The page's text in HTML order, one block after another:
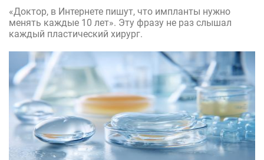
«Доктор, в Интернете пишут, что импланты нужно
менять каждые 10 лет». Эту фразу не раз слышал
каждый пластический хирург.